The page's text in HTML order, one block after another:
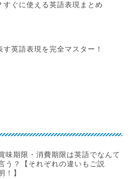
すぐに使える英語表現まとめ
す英語表現を完全マスター！
味期限・消費期限は英語でなんて
う？【それぞれの違いもご説
！】